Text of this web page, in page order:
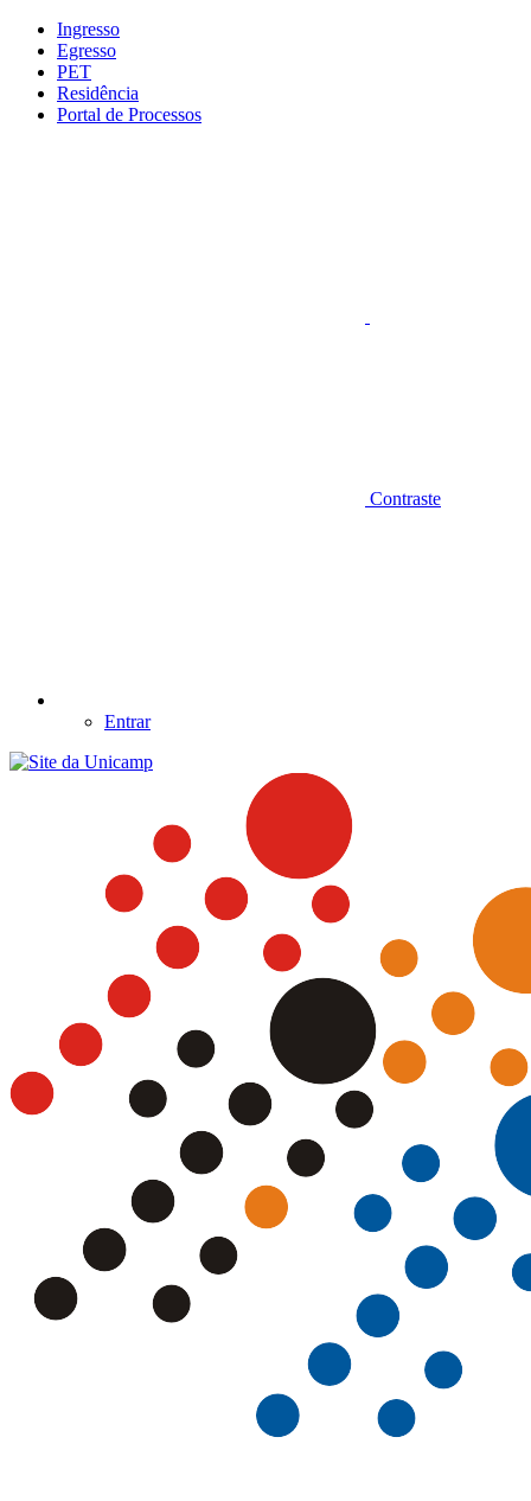
Conteúdo principal
Ingresso
Egresso
PET
Residência
Portal de Processos
Contraste
Entrar